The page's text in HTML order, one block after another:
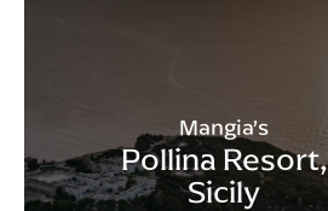
Mangia’s
Pollina Resort,
Sicily